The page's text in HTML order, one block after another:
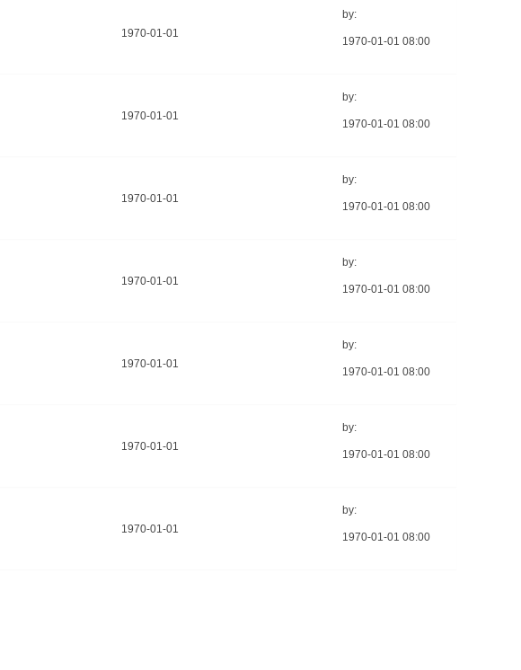
1970-01-01
by:
1970-01-01 08:00
1970-01-01
by:
1970-01-01 08:00
1970-01-01
by:
1970-01-01 08:00
1970-01-01
by:
1970-01-01 08:00
1970-01-01
by:
1970-01-01 08:00
1970-01-01
by:
1970-01-01 08:00
1970-01-01
by:
1970-01-01 08:00